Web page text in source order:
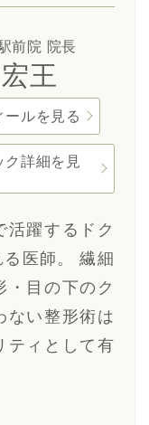
前院 院長
王
ールを見る
ク詳細を見
活躍するドク
医師。 繊細
・目の下のク
ない整形術は
ティとして有